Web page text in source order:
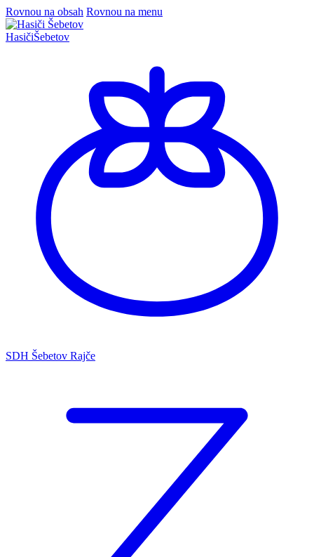
Rovnou na obsah Rovnou na menu
HasičiŠebetov
SDH Šebetov Rajče